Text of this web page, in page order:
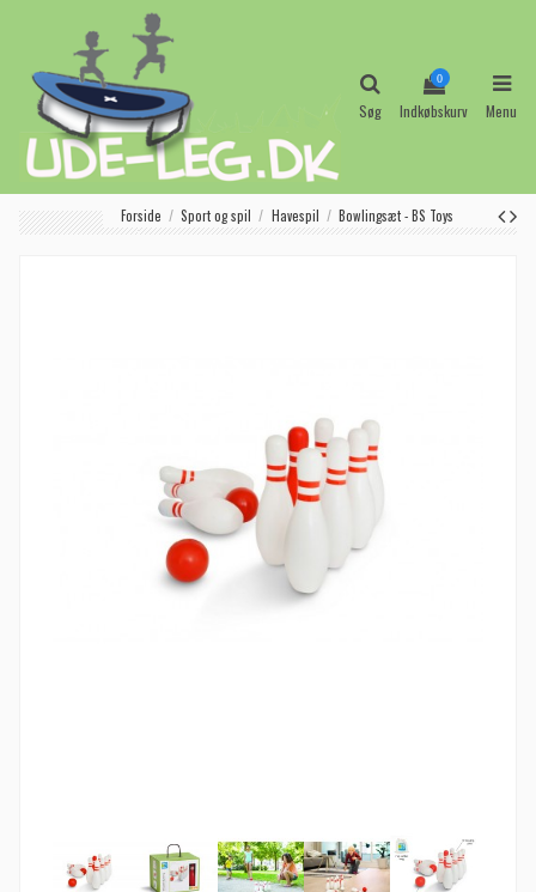
Søg
0
Indkøbskurv Menu
Forside Sport og spil Havespil Bowlingsæt - BS Toys